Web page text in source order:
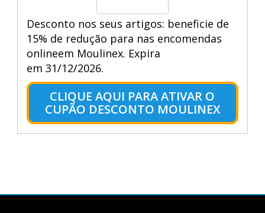
Desconto nos seus artigos: beneficie de
15% de redução para nas encomendas
onlineem Moulinex. Expira
em 31/12/2026.
CLIQUE AQUI PARA ATIVAR O
CUPÃO DESCONTO MOULINEX